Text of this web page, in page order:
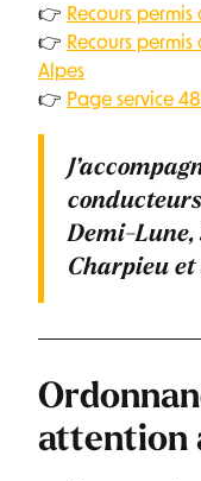
👉 Recours
👉 Recours
Alpes
👉 Page service
Demi-Lune,
Charpieu et
attention